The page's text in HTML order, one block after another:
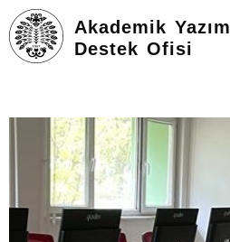
Akademik Yazım
Destek Ofisi
HAKKIMIZDA
EĞITIM
YARDIMCI MATERYAL
BAŞVURU FORMLARI